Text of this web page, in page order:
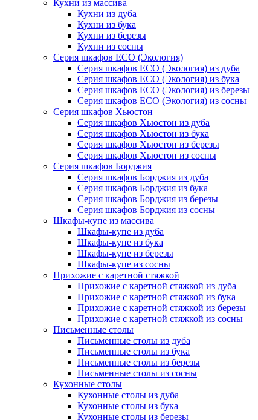
Кухни из массива
Кухни из дуба
Кухни из бука
Кухни из березы
Кухни из сосны
Серия шкафов ECO (Экология)
Серия шкафов ECO (Экология) из дуба
Серия шкафов ECO (Экология) из бука
Серия шкафов ECO (Экология) из березы
Серия шкафов ECO (Экология) из сосны
Серия шкафов Хьюстон
Серия шкафов Хьюстон из дуба
Серия шкафов Хьюстон из бука
Серия шкафов Хьюстон из березы
Серия шкафов Хьюстон из сосны
Серия шкафов Борджия
Серия шкафов Борджия из дуба
Серия шкафов Борджия из бука
Серия шкафов Борджия из березы
Серия шкафов Борджия из сосны
Шкафы-купе из массива
Шкафы-купе из дуба
Шкафы-купе из бука
Шкафы-купе из березы
Шкафы-купе из сосны
Прихожие с каретной стяжкой
Прихожие с каретной стяжкой из дуба
Прихожие с каретной стяжкой из бука
Прихожие с каретной стяжкой из березы
Прихожие с каретной стяжкой из сосны
Письменные столы
Письменные столы из дуба
Письменные столы из бука
Письменные столы из березы
Письменные столы из сосны
Кухонные столы
Кухонные столы из дуба
Кухонные столы из бука
Кухонные столы из березы